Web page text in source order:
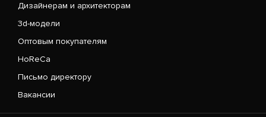
Дизайнерам и архитекторам
3d-модели
Оптовым покупателям
HoReCa
Письмо директору
Вакансии